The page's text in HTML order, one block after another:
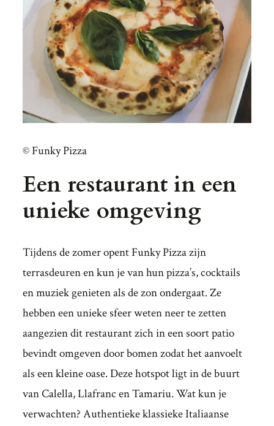
© Funky Pizza
Een restaurant in een
unieke omgeving
Tijdens de zomer opent Funky Pizza zijn
terrasdeuren en kun je van hun pizza’s, cocktails
en muziek genieten als de zon ondergaat. Ze
hebben een unieke sfeer weten neer te zetten
aangezien dit restaurant zich in een soort patio
bevindt omgeven door bomen zodat het aanvoelt
als een kleine oase. Deze hotspot ligt in de buurt
van Calella, Llafranc en Tamariu. Wat kun je
verwachten? Authentieke klassieke Italiaanse